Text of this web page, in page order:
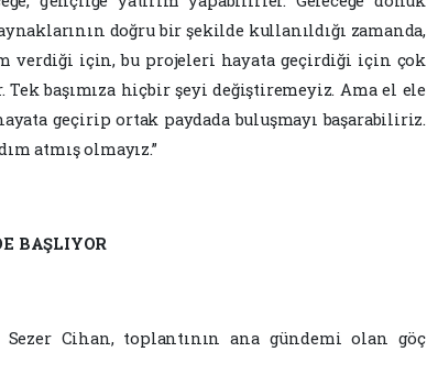
doğru bir şekilde kullanıldığı zamanda,
verdiği için, bu projeleri hayata geçirdiği için çok
başımıza hiçbir şeyi değiştiremeyiz. Ama el ele
geçirip ortak paydada buluşmayı başarabiliriz.
atmış olmayız.”
BAŞLIYOR
Sezer Cihan, toplantının ana gündemi olan göç